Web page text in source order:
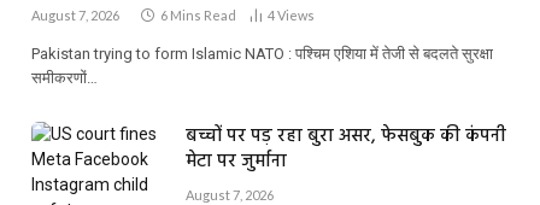
August 7, 2026 6 Mins Read 4Views
Pakistan trying to form Islamic NATO : पश्चिम एशिया में तेजी से बदलते सुरक्षा
समीकरणों…
बच्चों पर पड़ रहा बुरा असर, फेसबुक की कंपनी
मेटा पर जुर्माना
August 7, 2026